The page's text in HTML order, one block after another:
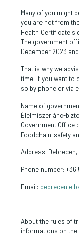
Many of you might
you are not from
Health Certificate
The government
December 2023
That is why we
time. If you want to
so by phone or via
Name of
Élelmiszerlánc-
Government Office
Foodchain-safety
Address:
Phone number: +36
Email:
About the rules of
informations on the